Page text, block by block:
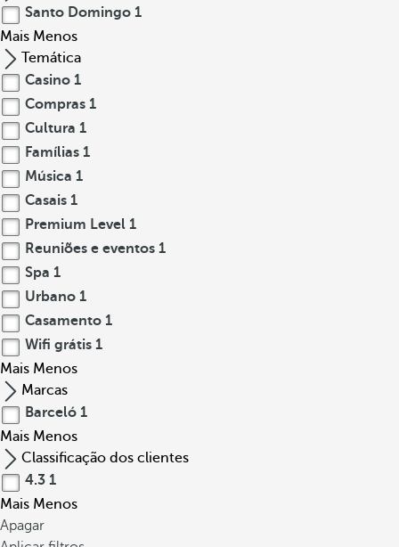
Santo Domingo 1
Mais Menos
Temática
Casino 1
Compras 1
Cultura 1
Famílias 1
Música 1
Casais 1
Premium Level 1
Reuniões e eventos 1
Spa 1
Urbano 1
Casamento 1
Wifi grátis 1
Mais Menos
Marcas
Barceló 1
Mais Menos
Classificação dos clientes
4.3 1
Mais Menos
Apagar